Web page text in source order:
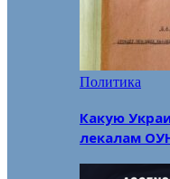
Политика
Какую
лекалам